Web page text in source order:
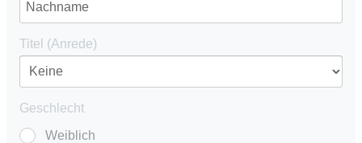
Titel (Anrede)
Geschlecht
Weiblich